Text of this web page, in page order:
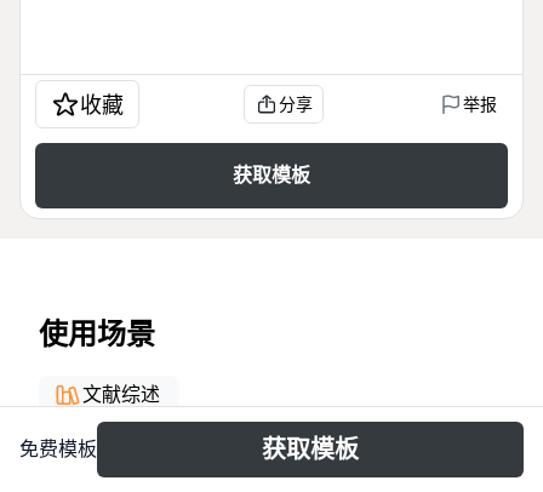
收藏 分享 举报
获取模板
使用场景
文献综述
免费模板 获取模板